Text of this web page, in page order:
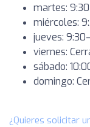
martes:
miércoles:
jueves:
viernes:
sábado:
domingo:
¿Quieres solicitar